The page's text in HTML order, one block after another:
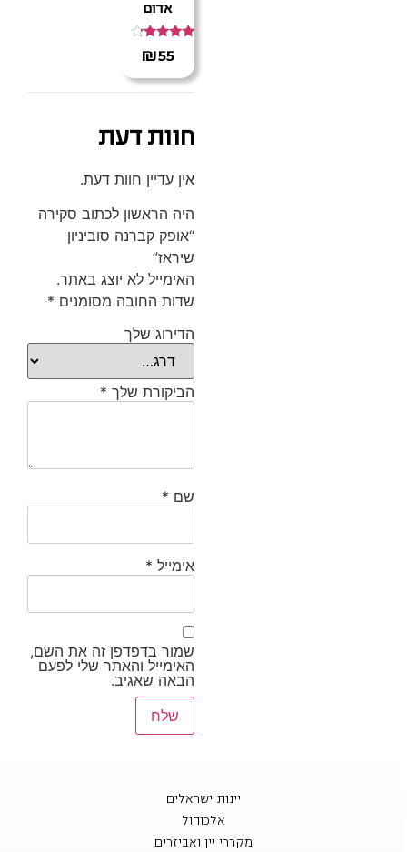
אדום
מתוך 5
₪55
חוות דעת
אין עדיין חוות דעת.
היה הראשון לכתוב סקירה
“אופק קברנה סוביניון
שיראז”
האימייל לא יוצג באתר.
שדות החובה מסומנים *
הדירוג שלך
הביקורת שלך *
שם *
אימייל *
שמור בדפדפן זה את השם,
האימייל והאתר שלי לפעם
הבאה שאגיב.
יינות ישראלים
אלכוהול
מקררי יין ואביזרים